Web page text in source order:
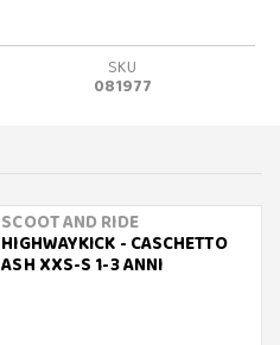
SKU
081977
SCOOT AND RIDE
HIGHWAYKICK - CASCHETTO
ASH XXS-S 1-3 ANNI